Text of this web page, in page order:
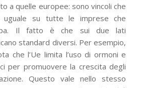
a quelle europee: sono vincoli che
uguale su tutte le imprese che
Il fatto è che sui due lati
standard diversi. Per esempio,
che l’Ue limita l’uso di ormoni e
per promuovere la crescita degli
Questo vale nello stesso